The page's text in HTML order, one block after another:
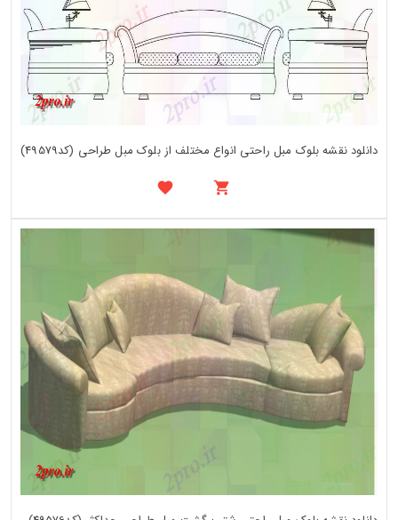
دانلود نقشه بلوک مبل راحتی انواع مختلف از بلوک مبل طراحی (کد49579)